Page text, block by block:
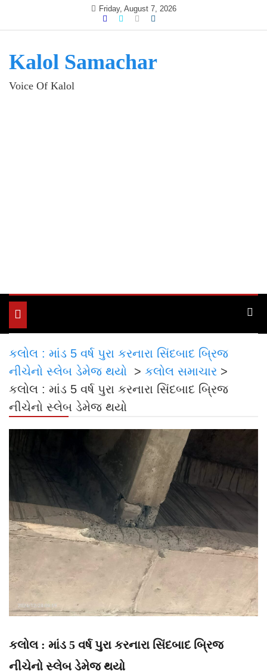
Friday, August 7, 2026
Kalol Samachar
Voice Of Kalol
Toggle
navigation
કલોલ : માંડ 5 વર્ષ પુરા કરનારા સિંદબાદ બ્રિજ
નીચેનો સ્લેબ ડેમેજ થયો
> કલોલ સમાચાર >
કલોલ : માંડ 5 વર્ષ પુરા કરનારા સિંદબાદ બ્રિજ
નીચેનો સ્લેબ ડેમેજ થયો
કલોલ : માંડ 5 વર્ષ પુરા કરનારા સિંદબાદ બ્રિજ
નીચેનો સ્લેબ ડેમેજ થયો